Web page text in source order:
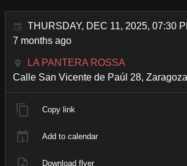
THURSDAY, DEC 11, 2025, 07:30
7 months ago
LA PANTERA ROSSA
Calle San Vicente de Paúl 28, Zaragoza
Copy link
Add to calendar
Download flyer